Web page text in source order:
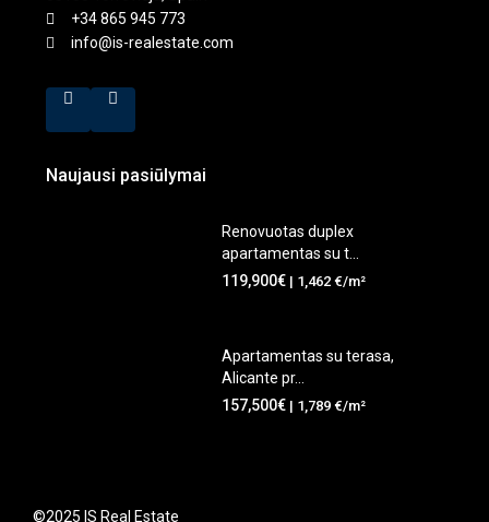
+34 865 945 773
info@is-realestate.com
Naujausi pasiūlymai
Renovuotas duplex
apartamentas su t...
119,900€ | 1,462 €/m²
Apartamentas su terasa,
Alicante pr...
157,500€ | 1,789 €/m²
©2025 IS Real Estate